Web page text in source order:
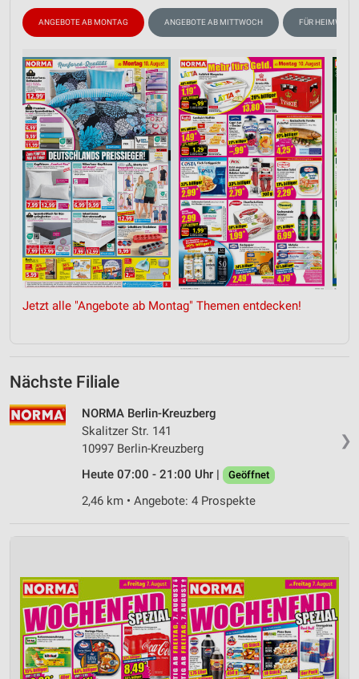
ANGEBOTE AB MONTAG ANGEBOTE AB MITTWOCH FÜR
Jetzt alle "Angebote ab Montag" Themen entdecken!
Nächste Filiale
❯
NORMA Berlin-Kreuzberg
Skalitzer Str. 141
10997 Berlin-Kreuzberg
Heute 07:00 - 21:00 Uhr |
Geöffnet
2,46 km • Angebote: 4 Prospekte